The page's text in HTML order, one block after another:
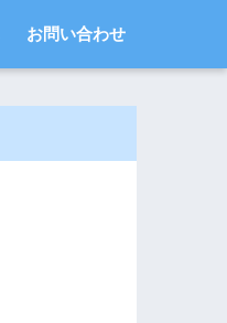
お問い合わせ